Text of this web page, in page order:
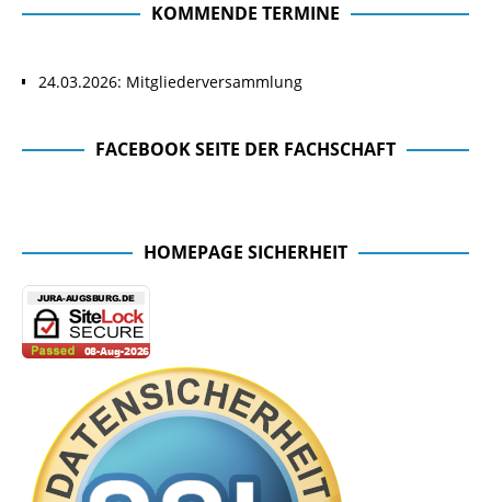
KOMMENDE TERMINE
24.03.2026: Mitgliederversammlung
FACEBOOK SEITE DER FACHSCHAFT
HOMEPAGE SICHERHEIT